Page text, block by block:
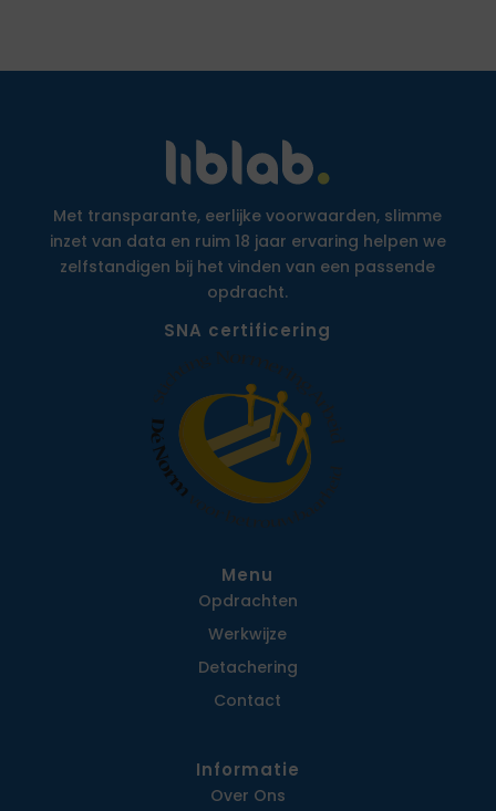
Met transparante, eerlijke voorwaarden, slimme
inzet van data en ruim 18 jaar ervaring helpen we
zelfstandigen bij het vinden van een passende
opdracht.
SNA certificering
Menu
Opdrachten
Werkwijze
Detachering
Contact
Informatie
Over Ons